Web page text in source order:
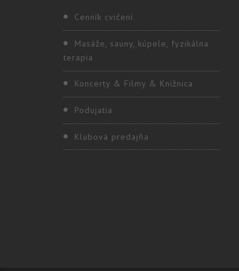
Cenník cvičení
Masáže, sauny, kúpele, fyzikálna
terapia
Koncerty & Filmy & Knižnica
Podujatia
Klubová predajňa